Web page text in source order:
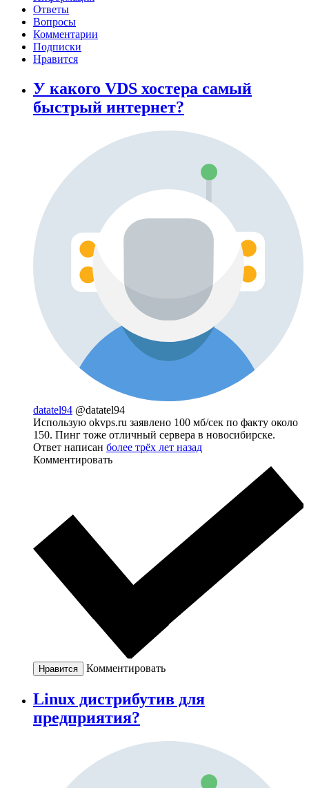
Ответы
Вопросы
Комментарии
Подписки
Нравится
У какого VDS хостера самый
быстрый интернет?
datatel94 @datatel94
Использую okvps.ru заявлено 100 мб/сек по факту около
150. Пинг тоже отличный сервера в новосибирске.
Ответ написан более трёх лет назад
Комментировать
Нравится Комментировать
Linux дистрибутив для
предприятия?